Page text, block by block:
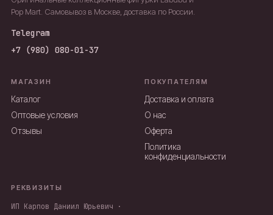
Pop Mart. Самовывоз в Москве, доставка по России.
Telegram
+7 (980) 080-01-37
МАГАЗИН
Каталог
Оптовые условия
Отзывы
ПОКУПАТЕЛЯМ
Доставка и оплата
О нас
Оферта
Политика
конфиденциальности
РЕКВИЗИТЫ
ИП Карпов Даниил Юрьевич ·